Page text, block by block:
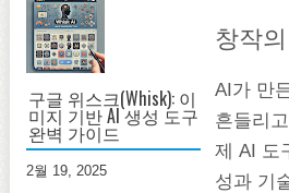
구글 위스크(Whisk): 이
미지 기반 AI 생성 도구
완벽 가이드
2월 19, 2025
창작
AI가 만
흔들리
제 AI 도
성과 기